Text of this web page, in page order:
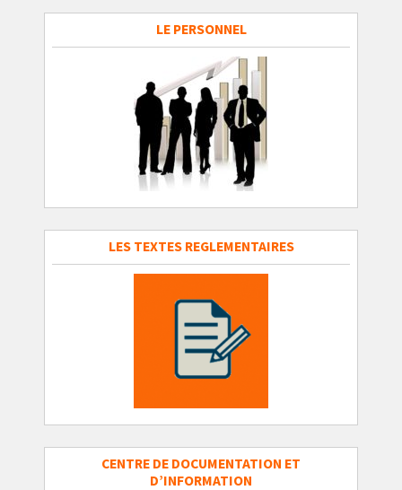
LE PERSONNEL
LES TEXTES REGLEMENTAIRES
CENTRE DE DOCUMENTATION ET
D’INFORMATION